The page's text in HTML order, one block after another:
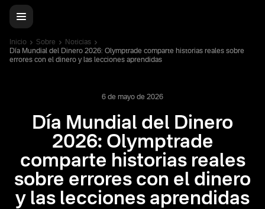
Inicio Sobre
Noticias
Día Mundial del Dinero 2026: Olymptrade comparte historias reales sobre
errores con el dinero y las lecciones aprendidas
6 de mayo de 2026
Día Mundial del Dinero
2026: Olymptrade
comparte historias reales
sobre errores con el dinero
y las lecciones aprendidas